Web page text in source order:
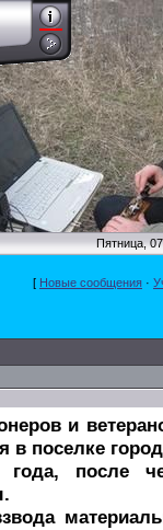
Пятница,
[ Новые сообщения ·
и
поселке
после